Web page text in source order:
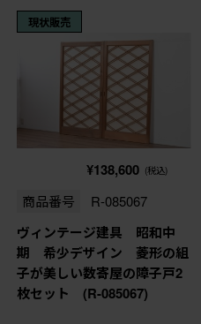
現状販売
¥138,600 (税込)
商品番号 R-085067
ヴィンテージ建具 昭和中
期 希少デザイン 菱形の組
子が美しい数寄屋の障子戸2
枚セット (R-085067)